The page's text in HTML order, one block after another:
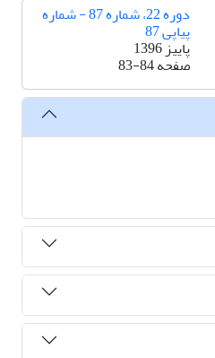
دوره 22، شماره 87 - شماره
پیاپی 87
پاییز 1396
صفحه83-84